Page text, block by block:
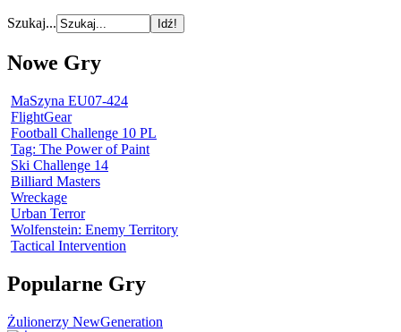
Szukaj...
Nowe Gry
MaSzyna EU07-424
FlightGear
Football Challenge 10 PL
Tag: The Power of Paint
Ski Challenge 14
Billiard Masters
Wreckage
Urban Terror
Wolfenstein: Enemy Territory
Tactical Intervention
Popularne Gry
Żulionerzy NewGeneration